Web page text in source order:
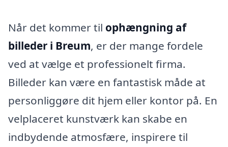
Når det kommer til ophængning af
billeder i Breum, er der mange fordele
ved at vælge et professionelt firma.
Billeder kan være en fantastisk måde at
personliggøre dit hjem eller kontor på. En
velplaceret kunstværk kan skabe en
indbydende atmosfære, inspirere til